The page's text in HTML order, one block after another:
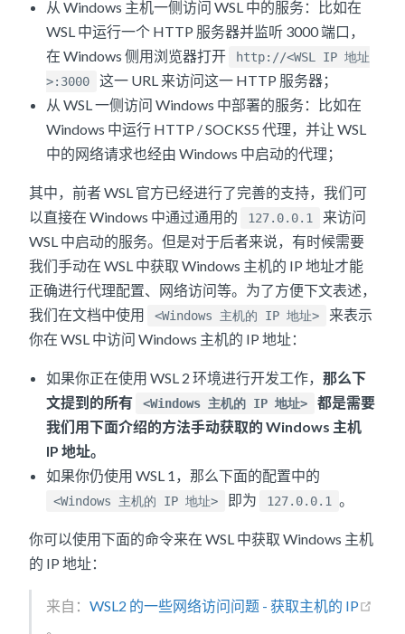
从 Windows 主机一侧访问 WSL 中的服务：比如在
WSL 中运行一个 HTTP 服务器并监听 3000 端口，
在 Windows 侧用浏览器打开
http://<WSL IP 地址
>:3000
这一 URL 来访问这一 HTTP 服务器；
从 WSL 一侧访问 Windows 中部署的服务：比如在
Windows 中运行 HTTP / SOCKS5 代理，并让 WSL
中的网络请求也经由 Windows 中启动的代理；
其中，前者 WSL 官方已经进行了完善的支持，我们可
以直接在 Windows 中通过通用的
127.0.0.1
来访问
WSL 中启动的服务。但是对于后者来说，有时候需要
我们手动在 WSL 中获取 Windows 主机的 IP 地址才能
正确进行代理配置、网络访问等。为了方便下文表述，
我们在文档中使用
<Windows 主机的 IP 地址>
来表示
你在 WSL 中访问 Windows 主机的 IP 地址：
如果你正在使用 WSL 2 环境进行开发工作，那么下
文提到的所有
<Windows 主机的 IP 地址>
都是需要
我们用下面介绍的方法手动获取的 Windows 主机
IP 地址。
如果你仍使用 WSL 1，那么下面的配置中的
<Windows 主机的 IP 地址> 即为 127.0.0.1 。
你可以使用下面的命令来在 WSL 中获取 Windows 主机
的 IP 地址：
来自：WSL2 的一些网络访问问题 - 获取主机的 IP
。